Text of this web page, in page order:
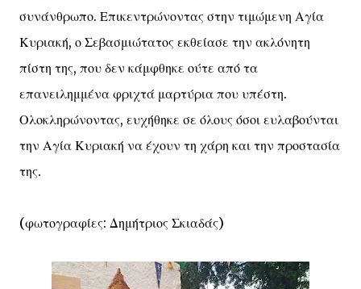
συνάνθρωπο. Επικεντρώνοντας στην τιμώμενη Αγία
Κυριακή, ο Σεβασμιώτατος εκθείασε την ακλόνητη
πίστη της, που δεν κάμφθηκε ούτε από τα
επανειλημμένα φριχτά μαρτύρια που υπέστη.
Ολοκληρώνοντας, ευχήθηκε σε όλους όσοι ευλαβούνται
την Αγία Κυριακή να έχουν τη χάρη και την προστασία
της.
(φωτογραφίες: Δημήτριος Σκιαδάς)